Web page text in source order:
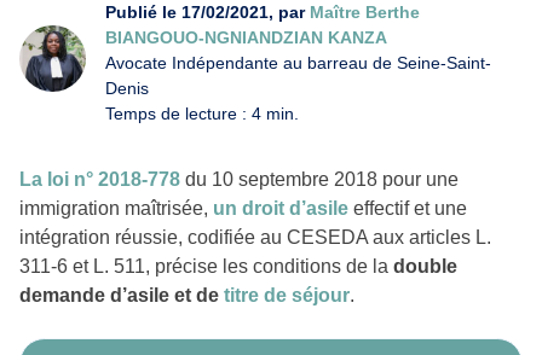
Publié le 17/02/2021, par Maître Berthe
BIANGOUO-NGNIANDZIAN KANZA
Avocate Indépendante au barreau de Seine-Saint-
Denis
Temps de lecture : 4 min.
La loi n° 2018-778 du 10 septembre 2018 pour une
immigration maîtrisée, un droit d’asile effectif et une
intégration réussie, codifiée au CESEDA aux articles L.
311-6 et L. 511, précise les conditions de la double
demande d’asile et de titre de séjour.